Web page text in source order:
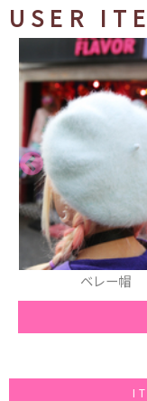
USER
ヘアアクセ